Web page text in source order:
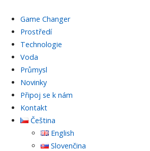
Game Changer
Prostředí
Technologie
Voda
Průmysl
Novinky
Připoj se k nám
Kontakt
Čeština
English
Slovenčina